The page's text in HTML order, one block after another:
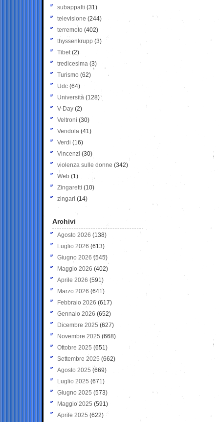
subappalti (31)
televisione(244)
terremoto (402)
thyssenkrupp (3)
Tibet(2)
tredicesima (3)
Turismo (62)
Udc (64)
Università (128)
V-Day (2)
Veltroni (30)
Vendola (41)
Verdi (16)
Vincenzi (30)
violenza sulle donne (342)
Web (1)
Zingaretti (10)
zingari (14)
Archivi
Agosto 2026 (138)
Luglio 2026 (613)
Giugno 2026 (545)
Maggio 2026 (402)
Aprile 2026 (591)
Marzo 2026 (641)
Febbraio 2026 (617)
Gennaio 2026 (652)
Dicembre 2025 (627)
Novembre 2025 (668)
Ottobre 2025 (651)
Settembre 2025 (662)
Agosto 2025 (669)
Luglio 2025 (671)
Giugno 2025 (573)
Maggio 2025 (591)
Aprile 2025 (622)